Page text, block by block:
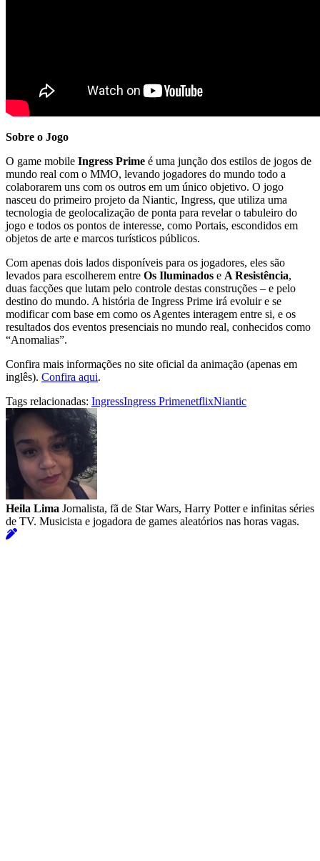
Sobre o Jogo
O game mobile Ingress Prime é uma junção dos estilos de jogos de
mundo real com o MMO, levando jogadores do mundo todo a
colaborarem uns com os outros em um único objetivo. O jogo
nasceu do primeiro projeto da Niantic, Ingress, que utiliza uma
tecnologia de geolocalização de ponta para revelar o tabuleiro do
jogo e todos os pontos de interesse, como Portais, escondidos em
objetos de arte e marcos turísticos públicos.
Com apenas dois lados disponíveis para os jogadores, eles são
levados para escolherem entre Os Iluminados e A Resistência,
duas facções que lutam pelo controle destas construções – e pelo
destino do mundo. A história de Ingress Prime irá evoluir e se
modificar com base em como os Agentes interagem entre si, e os
resultados dos eventos presenciais no mundo real, conhecidos como
“Anomalias”.
Confira mais informações no site oficial da animação (apenas em
inglês). Confira aqui.
Tags relacionadas: IngressIngress PrimenetflixNiantic
Heila Lima Jornalista, fã de Star Wars, Harry Potter e infinitas séries
de TV. Musicista e jogadora de games aleatórios nas horas vagas.